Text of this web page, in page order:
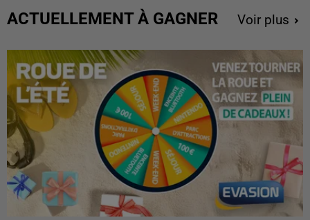
ACTUELLEMENT À GAGNER Voir plus